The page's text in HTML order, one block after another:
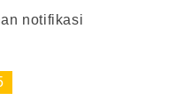
notifikasi